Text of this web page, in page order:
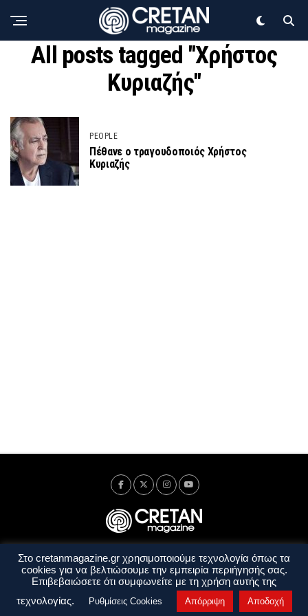
All posts tagged "Χρήστος
Κυριαζής"
PEOPLE
Πέθανε ο τραγουδοποιός Χρήστος
Κυριαζής
Ταυτότητα Πολιτική Απορρήτου
Όροι Χρήσης
Όροι και Προϋποθέσεις
Στο cretanmagazine.gr χρησιμοποιούμε τεχνολογία όπως τα
cookies για να βελτιώσουμε την εμπειρία περιήγησής σας.
Επιβεβαιώσετε ότι συμφωνείτε με τη χρήση αυτής της
τεχνολογίας.
Ρυθμίσεις Cookies Απόρριψη Αποδοχή